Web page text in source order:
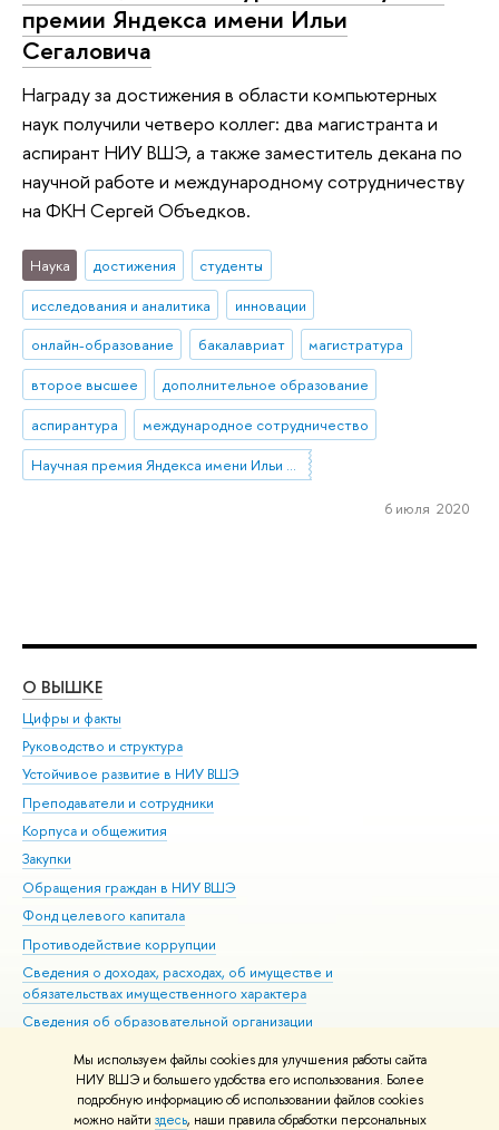
Мы используем файлы cookies для улучшения работы сайта
НИУ ВШЭ и большего удобства его использования. Более
подробную информацию об использовании файлов cookies
можно найти здесь, наши правила обработки персональных
премии Яндекса имени Ильи
Сегаловича
Награду за достижения в области компьютерных
наук получили четверо коллег: два магистранта и
аспирант НИУ ВШЭ, а также заместитель декана по
научной работе и международному сотрудничеству
на ФКН Сергей Объедков.
Наука достижения
студенты
исследования и аналитика
инновации
онлайн-образование
бакалавриат
магистратура
второе высшее
дополнительное образование
аспирантура
международное сотрудничество
Научная премия Яндекса имени Ильи Сегаловича
6 июля 2020
О ВЫШКЕ
Цифры и факты
Руководство и структура
Устойчивое развитие в НИУ ВШЭ
Преподаватели и сотрудники
Корпуса и общежития
Закупки
Обращения граждан в НИУ ВШЭ
Фонд целевого капитала
Противодействие коррупции
Сведения о доходах, расходах, об имуществе и
обязательствах имущественного характера
Сведения об образовательной организации
Людям с ограниченными возможностями здоровья
Единая платежная страница
Работа в Вышке